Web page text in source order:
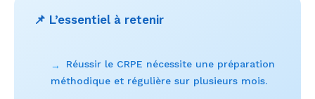
📌 L’essentiel à retenir
→
Réussir le CRPE nécessite une préparation
méthodique et régulière sur plusieurs mois.